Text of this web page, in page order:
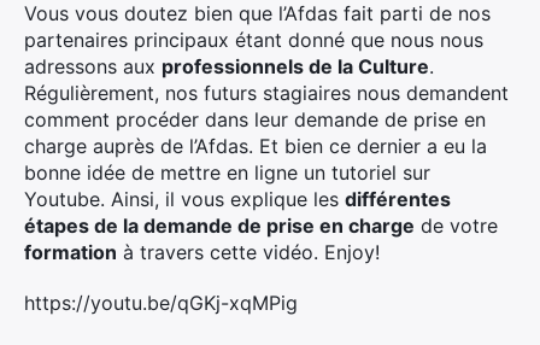
Vous vous doutez bien que l’Afdas fait parti de nos
partenaires principaux étant donné que nous nous
adressons aux professionnels de la Culture.
Régulièrement, nos futurs stagiaires nous demandent
comment procéder dans leur demande de prise en
charge auprès de l’Afdas. Et bien ce dernier a eu la
bonne idée de mettre en ligne un tutoriel sur
Youtube. Ainsi, il vous explique les différentes
étapes de la demande de prise en charge de votre
formation à travers cette vidéo. Enjoy!
https://youtu.be/qGKj-xqMPig